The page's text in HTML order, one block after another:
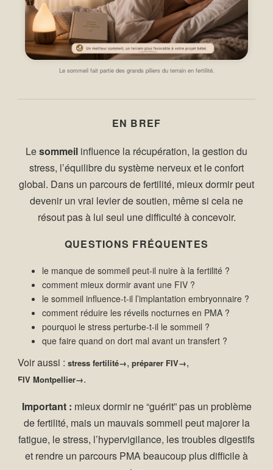
Le sommeil fait partie des grands piliers du terrain en fertilité.
EN BREF
Lesommeil influence la récupération, la gestion du
stress, l’équilibre du système nerveux et le confort
global. Dans un parcours de fertilité, mieux dormir peut
devenir un vrai levier de soutien, même si cela ne
résout pas à lui seul une difficulté à concevoir.
QUESTIONS FRÉQUENTES
le manque de sommeil peut-il nuire à la fertilité ?
comment mieux dormir avant une FIV ?
le sommeil influence-t-il l’implantation embryonnaire ?
comment réduire les réveils nocturnes en PMA ?
pourquoi le stress perturbe-t-il le sommeil ?
que faire quand on dort mal avant un transfert ?
Voir aussi : stress fertilité , préparer FIV ,
FIV Montpellier
.
Important : mieux dormir ne “guérit” pas un problème
de fertilité, mais un mauvais sommeil peut majorer la
fatigue, le stress, l’hypervigilance, les troubles digestifs
et rendre un parcours PMA beaucoup plus difficile à